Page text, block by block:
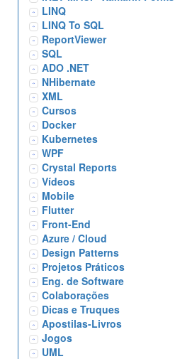
LINQ
LINQ To SQL
ReportViewer
SQL
ADO .NET
NHibernate
XML
Cursos
Docker
Kubernetes
WPF
Crystal Reports
Vídeos
Mobile
Flutter
Front-End
Azure / Cloud
Design Patterns
Projetos Práticos
Eng. de Software
Colaborações
Dicas e Truques
Apostilas-Livros
Jogos
UML